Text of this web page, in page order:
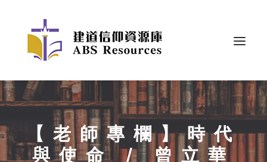
【老師專欄】時代
與使命 / 曾立華